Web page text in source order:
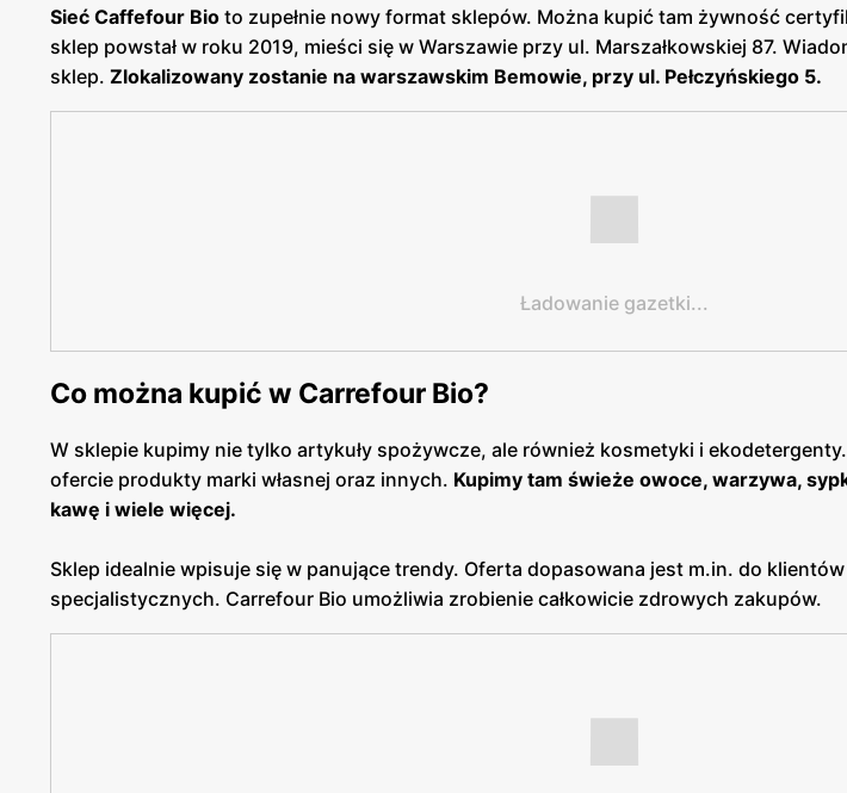
Sieć Caffefour Bio to zupełnie nowy format sklepów. Można kupić tam żywność
sklep powstał w roku 2019, mieści się w Warszawie przy ul. Marszałkowskiej 87.
sklep. Zlokalizowany zostanie na warszawskim Bemowie, przy ul. Pełczyńskiego 5.
Ładowanie gazetki...
Co można kupić w Carrefour Bio?
W sklepie kupimy nie tylko artykuły spożywcze, ale również kosmetyki i ekodetergenty.
ofercie produkty marki własnej oraz innych. Kupimy tam świeże owoce, warzywa,
kawę i wiele więcej.
Sklep idealnie wpisuje się w panujące trendy. Oferta dopasowana jest m.in. do
specjalistycznych. Carrefour Bio umożliwia zrobienie całkowicie zdrowych zakupów.